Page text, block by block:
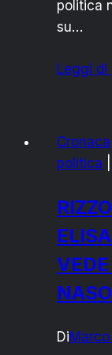
politica
su…
Leggi di
Cronaca
politica
VEDE
Di